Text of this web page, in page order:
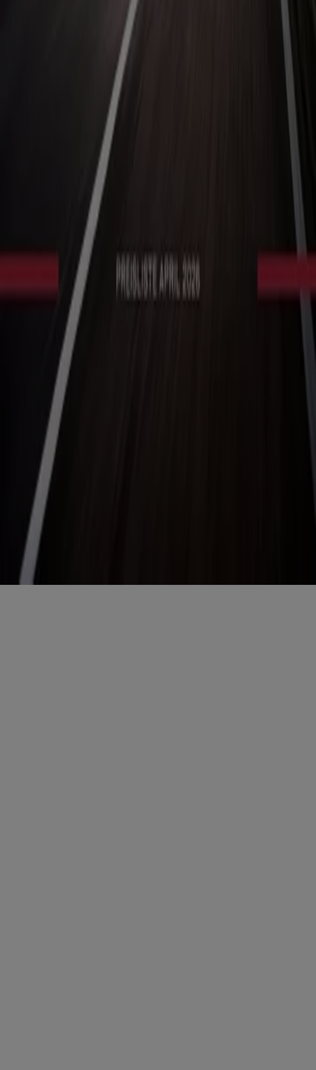
Business-Lösungen
Nachrichten und Medien
Mit uns arbeiten
Kontakt aufnehmen
Marketing- und Geschäftsanfragen
Geschäft falsch auf der Karte geortet
Wöchentliches Anzeigen-Feedback
Technische Probleme und allgemeines Feedback
Marken
Lokale Marken
Unternehmen
Filiale in der Nähe
Produkte
Lokale Produkte
Städte
Die App von Tiendeo herunterladen
Copyright © Tiendeo ® 2026 · Shopfully Marketing S.L.U. –
Palau de Mar – 08039 Barcelona, Spain
Bedingungen und Konditionen
Cookies verwalten